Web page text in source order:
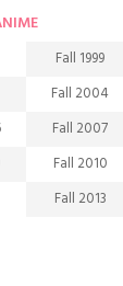
Ecchi
Fantasy
Game
Historical
Investigation
Fall 1999
Fall 2004
Fall 2007
Fall 2010
Fall 2013